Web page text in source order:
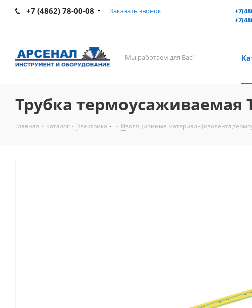
+7 (4862) 78-00-08 Заказать звонок
Мы работаем для Вас!
Трубка термоусаживаемая
Главная - Каталог - Электрика - Изоляционные